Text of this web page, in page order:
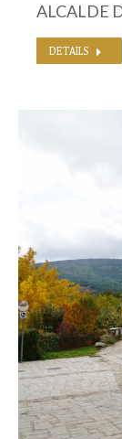
ALCALDE
DETAILS